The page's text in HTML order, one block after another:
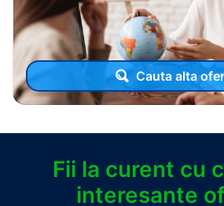
Cauta alta
Fii la curent cu
interesante